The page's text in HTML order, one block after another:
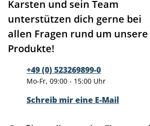
Karsten und sein Team
unterstützen dich gerne bei
allen Fragen rund um unsere
Produkte!
+49 (0) 523269899-0
Mo-Fr, 09:00 - 15:00 Uhr
Schreib mir eine E-Mail